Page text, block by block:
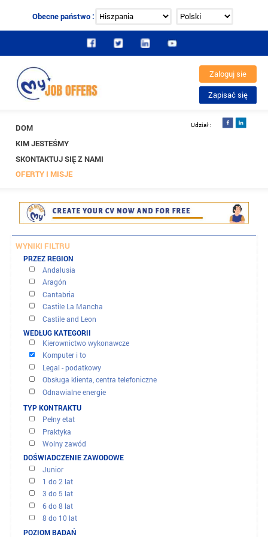
Obecne państwo :
DOM
KIM JESTEŚMY
SKONTAKTUJ SIĘ Z NAMI
OFERTY I MISJE
WYNIKI FILTRU
PRZEZ REGION
Andalusia
Aragón
Cantabria
Castile La Mancha
Castile and Leon
Catalonia
WEDŁUG KATEGORII
Banki - finanse - ubezpieczenie
Budowa - inżynieria lądowa
Handel i dystrybucja